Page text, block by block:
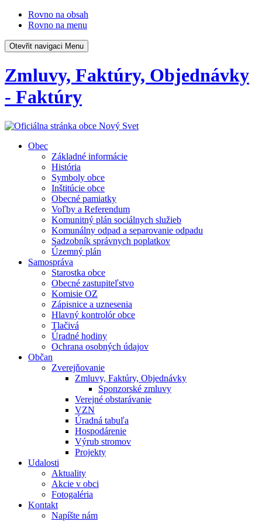
Rovno na obsah
Rovno na menu
Otevřit navigaci Menu
Zmluvy, Faktúry, Objednávky
- Faktúry
Obec
Základné informácie
História
Symboly obce
Inštitúcie obce
Obecné pamiatky
Voľby a Referendum
Komunitný plán sociálnych služieb
Komunálny odpad a separovanie odpadu
Sadzobník správnych poplatkov
Územný plán
Samospráva
Starostka obce
Obecné zastupiteľstvo
Komisie OZ
Zápisnice a uznesenia
Hlavný kontrolór obce
Tlačivá
Úradné hodiny
Ochrana osobných údajov
Občan
Zverejňovanie
Zmluvy, Faktúry, Objednávky
Sponzorské zmluvy
Verejné obstarávanie
VZN
Úradná tabuľa
Hospodárenie
Výrub stromov
Projekty
Udalosti
Aktuality
Akcie v obci
Fotogaléria
Kontakt
Napíšte nám